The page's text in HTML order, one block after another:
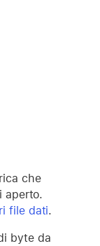
che
aperto.
file dati.
byte da